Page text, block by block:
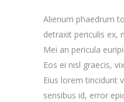
Alienum phaedrum
detraxit periculis ex,
Mei an pericula
Eos ei nisl graecis,
Eius lorem tincidunt
sensibus id, error